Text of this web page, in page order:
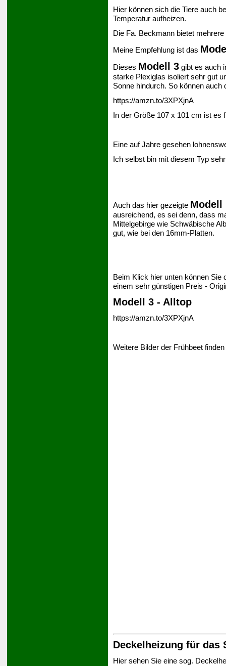
Hier können sich die Tiere auch
Temperatur aufheizen.
Die Fa. Beckmann bietet mehrere
Meine Empfehlung ist das
Dieses Modell 3gibt es auch
starke Plexiglas isoliert sehr gut
Sonne hindurch. So können auch
https://amzn.to/3XPXjnA
In der Größe 107 x 101 cm ist es
Eine auf Jahre gesehen
Ich selbst bin mit diesem Typ
Auch das hier gezeigte Modell
ausreichend, es sei denn, dass
Mittelgebirge wie Schwäbische
gut, wie bei den 16mm-Platten.
Beim Klick hier unten können Sie
einem sehr günstigen Preis -
Modell 3 - Alltop
https://amzn.to/3XPXjnA
Weitere Bilder der Frühbeet
Deckelheizung für das
Hier sehen Sie eine sog.